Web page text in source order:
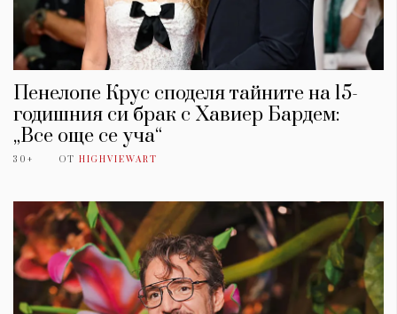
Пенелопе Крус споделя тайните на 15-
годишния си брак с Хавиер Бардем:
„Все още се уча“
30+ ОТ HIGHVIEWART